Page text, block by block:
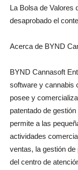
La Bolsa de Valores
desaprobado el
Acerca de BYND
BYND Cannasoft
software y cannabis
posee y
patentado de
permite a las
actividades
ventas, la gestión
del centro de